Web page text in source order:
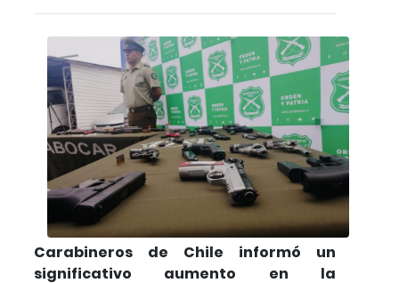
Carabineros de Chile informó un
significativo aumento en la